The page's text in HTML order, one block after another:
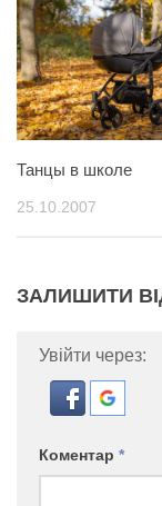
Танцы в школе
25.10.2007
ЗАЛИШИТИ
Увійти через:
Коментар *